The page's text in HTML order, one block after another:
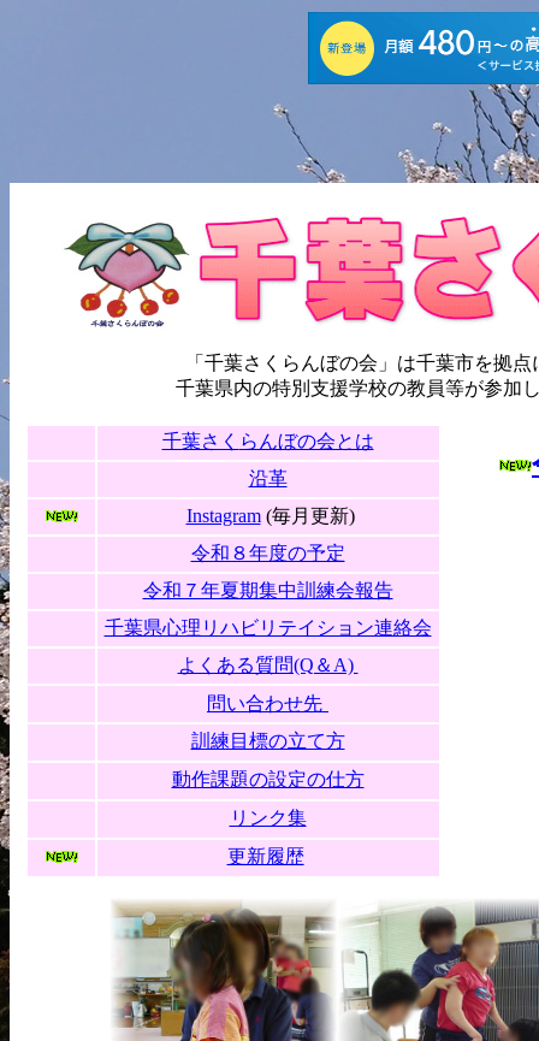
「千葉さくらんぼの会」は千葉市を拠
千葉県内の特別支援学校の教員等が参加
千葉さく らんぼの会とは
沿革
Instagram(毎月更新)
令和８年度の予定
令和７年夏期集中訓練会報告
千葉県心理リハビリテイション連絡会
よくある質問(Q＆A)
問い合わせ先
訓練目標の立て方
動作課題の設定の仕方
リンク集
更新履歴